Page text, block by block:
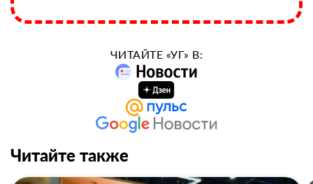
ЧИТАЙТЕ «УГ» В:
Читайте также